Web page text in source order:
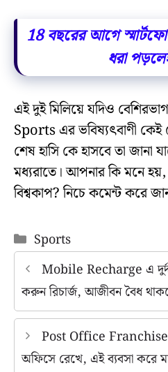
18 বছরের আগে
ধরা
এই দুই মিলিয়ে যদিও
Sports এর ভবিষ্যৎবাণী কেই
শেষ হাসি কে হাসবে তা জানা
মধ্যরাতে। আপনার কি মনে
বিশ্বকাপ? নিচে কমেন্ট করে
Categories
Sports
Mobile Recharge এ
করুন রিচার্জ, আজীবন বৈধ
Post Office Franchise
অফিসে রেখে, এই ব্যবসা করে